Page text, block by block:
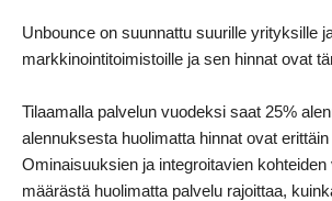
Unbounce on suunnattu suurille yrityksille
markkinointitoimistoille ja sen hinnat ovat
Tilaamalla palvelun vuodeksi saat 25%
alennuksesta huolimatta hinnat ovat erittäin
Ominaisuuksien ja integroitavien
määrästä huolimatta palvelu rajoittaa,